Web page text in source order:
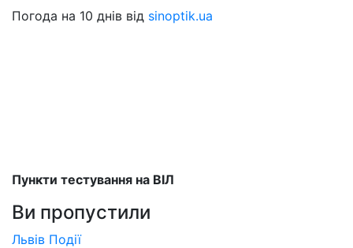
Погода на 10 днів від sinoptik.ua
Пункти тестування на ВІЛ
Ви пропустили
Львів Події